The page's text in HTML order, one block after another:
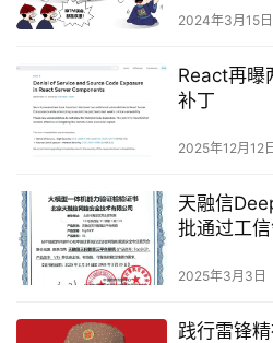
2024年3月15日
React再曝
补丁
2025年12月12
天融信
批通过工信
2025年3月3日
践行雷锋